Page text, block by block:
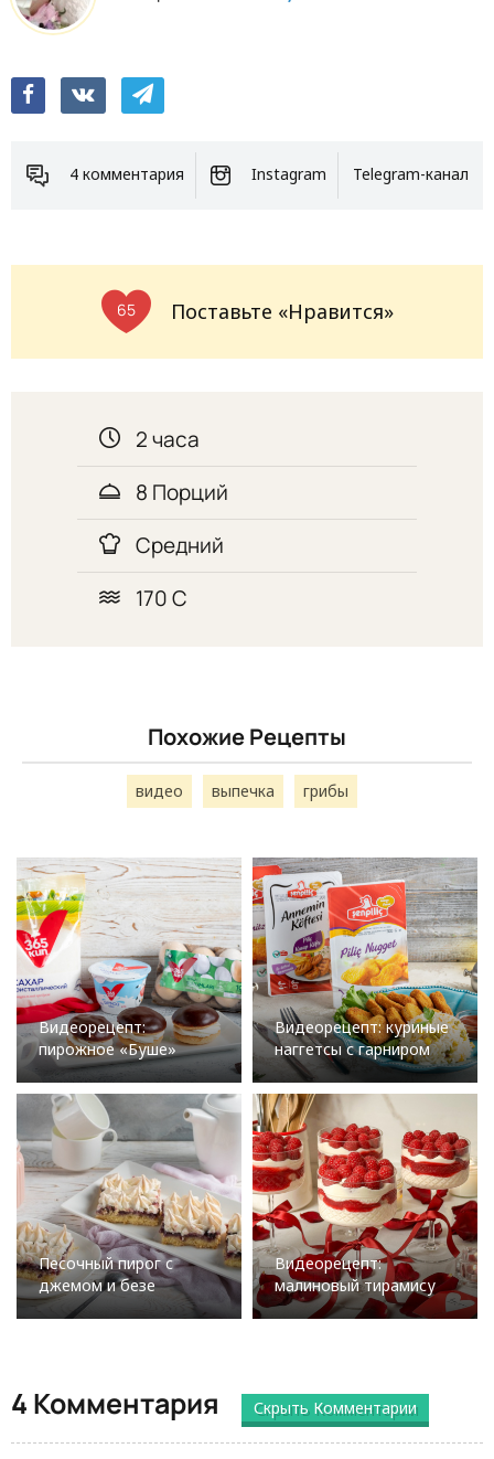
4 комментария Instagram Telegram-канал
65 Поставьте «Нравится»
2 часа
8 Порций
Средний
170 С
Похожие Рецепты
видео выпечка грибы
Видеорецепт:
пирожное «Буше»
Видеорецепт: куриные
наггетсы с гарниром
Песочный пирог с
джемом и безе
Видеорецепт:
малиновый тирамису
4 Комментария Скрыть Комментарии